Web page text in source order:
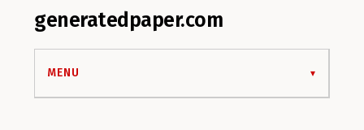
generatedpaper.com
MENU